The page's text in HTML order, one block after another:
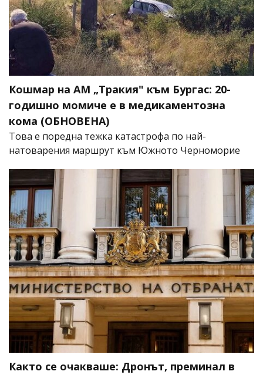
Кошмар на АМ „Тракия" към Бургас: 20-
годишно момиче е в медикаментозна
кома (ОБНОВЕНА)
Това е поредна тежка катастрофа по най-
натоварения маршрут към Южното Черноморие
Както се очакваше: Дронът, преминал в